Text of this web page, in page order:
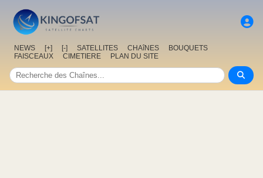
NEWS [+] [-] SATELLITES CHAîNES
BOUQUETS
FAISCEAUX
CIMETIERE PLAN DU SITE